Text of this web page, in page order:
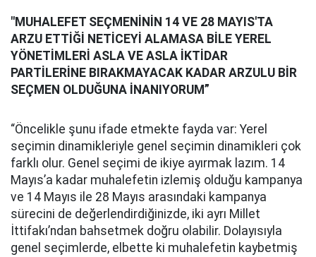
"MUHALEFET SEÇMENİNİN 14 VE 28 MAYIS'TA
ARZU ETTİĞİ NETİCEYİ ALAMASA BİLE YEREL
YÖNETİMLERİ ASLA VE ASLA İKTİDAR
PARTİLERİNE BIRAKMAYACAK KADAR ARZULU BİR
SEÇMEN OLDUĞUNA İNANIYORUM”
“Öncelikle şunu ifade etmekte fayda var: Yerel
seçimin dinamikleriyle genel seçimin dinamikleri çok
farklı olur. Genel seçimi de ikiye ayırmak lazım. 14
Mayıs’a kadar muhalefetin izlemiş olduğu kampanya
ve 14 Mayıs ile 28 Mayıs arasındaki kampanya
sürecini de değerlendirdiğinizde, iki ayrı Millet
İttifakı’ndan bahsetmek doğru olabilir. Dolayısıyla
genel seçimlerde, elbette ki muhalefetin kaybetmiş